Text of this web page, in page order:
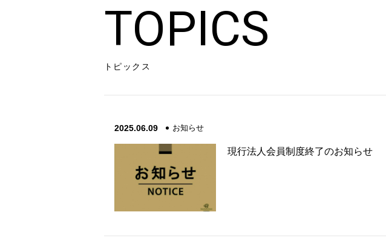
TOPICS
トピックス
2025.06.09 お知らせ
現行法人会員制度終了のお知らせ